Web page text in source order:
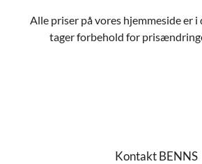
Alle priser på vores hjemmeside er i
tager forbehold for
Kontakt BENNS